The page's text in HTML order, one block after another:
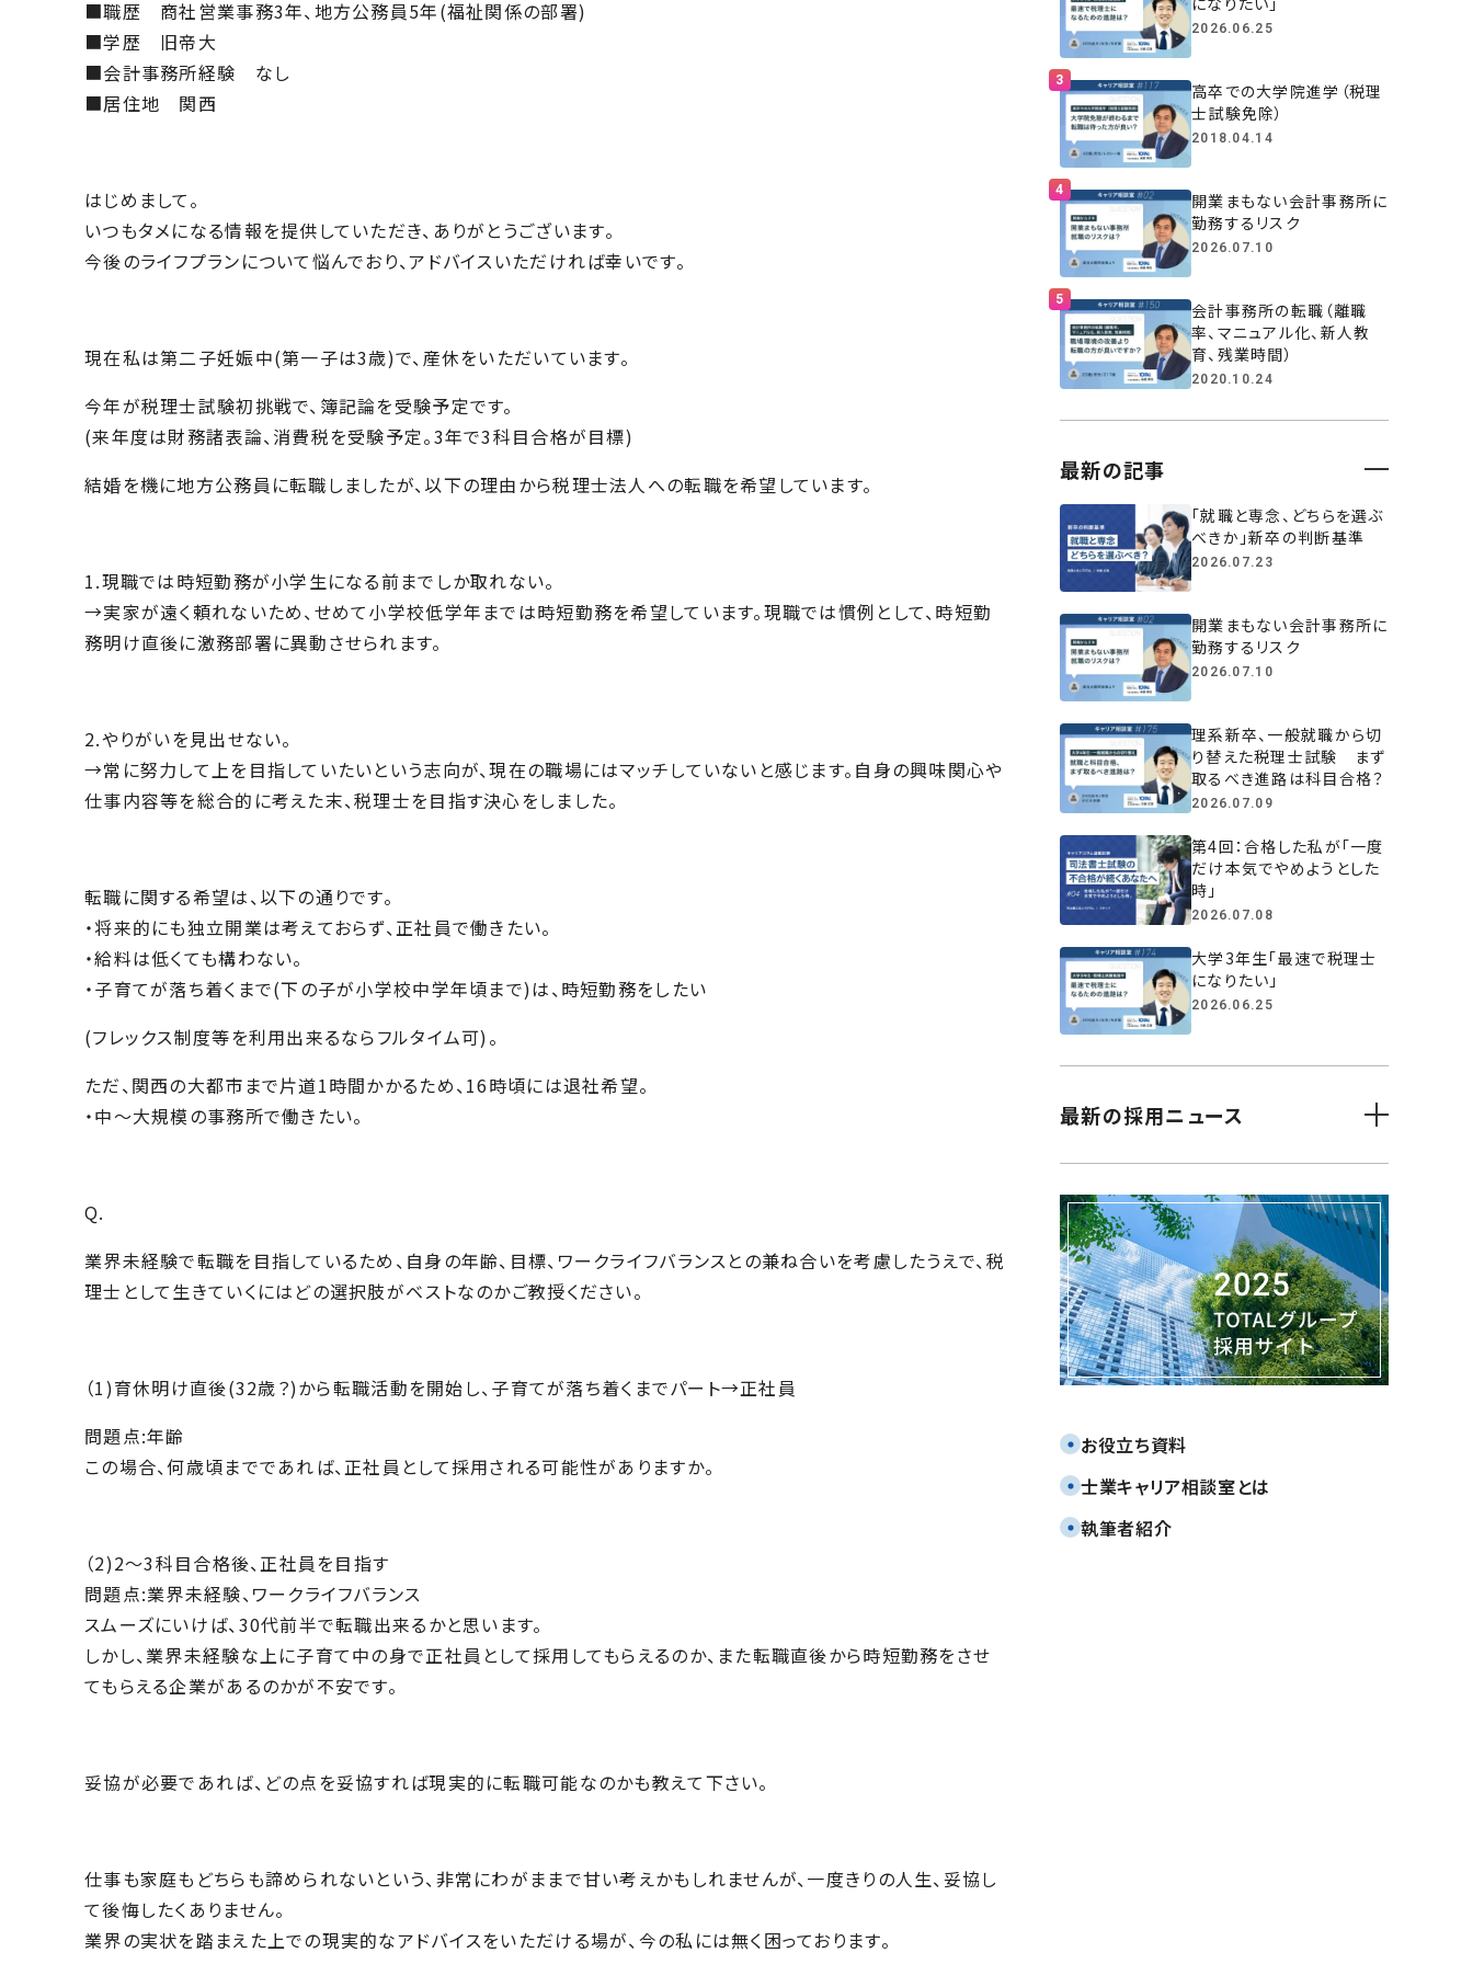
■職歴 商社営業事務3年、地方公務員5年(福祉関係の部署)
■学歴 旧帝大
■会計事務所経験 なし
■居住地 関西
はじめまして。
いつもタメになる情報を提供していただき、ありがとうございます。
今後のライフプランについて悩んでおり、アドバイスいただければ幸いです。
現在私は第二子妊娠中(第一子は3歳)で、産休をいただいています。
今年が税理士試験初挑戦で、簿記論を受験予定です。
(来年度は財務諸表論、消費税を受験予定。3年で3科目合格が目標)
結婚を機に地方公務員に転職しましたが、以下の理由から税理士法人への転職を希望しています。
1.現職では時短勤務が小学生になる前までしか取れない。
→実家が遠く頼れないため、せめて小学校低学年までは時短勤務を希望しています。現職では慣例として、時短勤
務明け直後に激務部署に異動させられます。
2.やりがいを見出せない。
→常に努力して上を目指していたいという志向が、現在の職場にはマッチしていないと感じます。自身の興味関心や
仕事内容等を総合的に考えた末、税理士を目指す決心をしました。
転職に関する希望は、以下の通りです。
・将来的にも独立開業は考えておらず、正社員で働きたい。
・給料は低くても構わない。
・子育てが落ち着くまで(下の子が小学校中学年頃まで)は、時短勤務をしたい
(フレックス制度等を利用出来るならフルタイム可)。
ただ、関西の大都市まで片道1時間かかるため、 16時頃には退社希望。
・中～大規模の事務所で働きたい。
Q.
業界未経験で転職を目指しているため、自身の年齢、目標、ワークライフバランスとの兼ね合いを考慮したうえで、税
理士として生きていくにはどの選択肢がベストなのかご教授ください。
（1)育休明け直後(32歳？)から転職活動を開始し、子育てが落ち着くまでパート→正社員
問題点:年齢
この場合、何歳頃までであれば、正社員として採用される可能性がありますか。
（2)2～3科目合格後、正社員を目指す
問題点:業界未経験、ワークライフバランス
スムーズにいけば、30代前半で転職出来るかと思います。
しかし、業界未経験な上に子育て中の身で正社員として採用してもらえるのか、また転職直後から時短勤務をさせ
てもらえる企業があるのかが不安です。
妥協が必要であれば、どの点を妥協すれば現実的に転職可能なのかも教えて下さい。
仕事も家庭もどちらも諦められないという、非常にわがままで甘い考えかもしれませんが、一度きりの人生、妥協し
て後悔したくあり ません。
業界の実状を踏まえた上での現実的なアドバイスをいただける場が、今の私には無く困っております。
2026.06.25
高卒での大学院進学（税理
士試験免除）
2018.04.14
開業まもない会計事務所に
勤務するリスク
2026.07.10
会計事務所の転職（離職
率、マニュアル化、新人教
育、残業時間）
2020.10.24
最新の記事
「就職と専念、どちらを選ぶ
べきか」新卒の判断基準
2026.07.23
開業まもない会計事務所に
勤務するリスク
2026.07.10
理系新卒、一般就職から切
り替えた税理士試験 まず
取るべき進路は科目合格？
2026.07.09
第4回：合格した私が「一度
だけ本気でやめようとした
時」
2026.07.08
大学3年生「最速で税理士
になりたい」
2026.06.25
最新の採用ニュース
けた税理士業界講義に登
2026.08.05
大原キャリアナビHPにて
「会社紹介動画」を公開中
2026.08.03
合同就職説明会に参加しま
す【TAC主催：8月7日（東
TOTAL Groupオンライン
会社説明会(7月・8月)のご
お役立ち資料
士業キャリア相談室とは
執筆者紹介